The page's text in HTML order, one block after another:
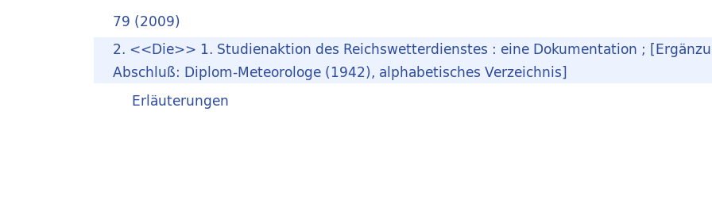
79 (2009)
2. <<Die>> 1. Studienaktion des Reichswetterdienstes : eine Dokumentation ;
Abschluß: Diplom-Meteorologe (1942), alphabetisches Verzeichnis]
Erläuterungen